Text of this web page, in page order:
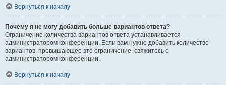
Вернуться к началу
Почему я не могу добавить больше вариантов ответа?
Ограничение количества вариантов ответа устанавливается
администратором конференции. Если вам нужно добавить количество
вариантов, превышающее это ограничение, свяжитесь с
администратором конференции.
Вернуться к началу